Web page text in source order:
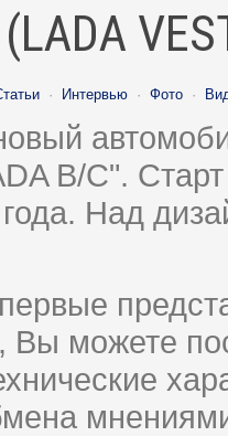
· Интервью · Фото ·
B/C".
Над
Вы можете